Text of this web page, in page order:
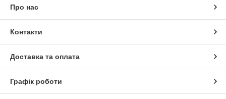
Про нас
Контакти
Доставка та оплата
Графік роботи